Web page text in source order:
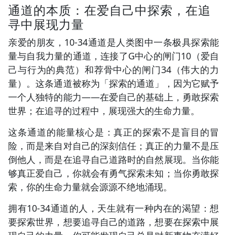
通道的本质：在爱自己中探索，在追
寻中展现力量
亲爱的朋友，10-34通道是人类图中一条极具探索能
量与自我力量的通道，连接了G中心的闸门10（爱自
己与行为的典范）和荐骨中心的闸门34（伟大的力
量）。这条通道被称为「探索的通道」，因为它赋予
一个人独特的能力——在爱自己的基础上，勇敢探索
世界；在追寻的过程中，展现强大的生命力量。
这条通道的能量核心是：真正的探索不是盲目的冒
险，而是来自对自己的深刻信任；真正的力量不是压
倒他人，而是在追寻自己道路时的自然展现。当你能
够真正爱自己，你就会有勇气探索未知；当你勇敢探
索，你的生命力量就会源源不绝地涌现。
拥有10-34通道的人，天生就有一种内在的渴望：想
要探索世界，想要追寻自己的道路，想要在探索中展